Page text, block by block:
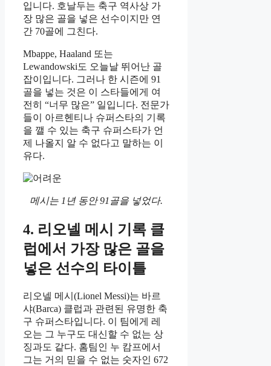
입니다. 호날두는 축구 역사상 가
장 많은 골을 넣은 선수이지만 연
간 70골에 그친다.
Mbappe, Haaland 또는
Lewandowski도 오늘날 뛰어난 골
잡이입니다. 그러나 한 시즌에 91
골을 넣는 것은 이 스타들에게 여
전히 “너무 많은” 일입니다. 전문가
들이 아르헨티나 슈퍼스타의 기록
을 깰 수 있는 축구 슈퍼스타가 언
제 나올지 알 수 없다고 말하는 이
유다.
메시는 1년 동안 91골을 넣었다.
4. 리오넬 메시 기록 클
럽에서 가장 많은 골을
넣은 선수의 타이틀
리오넬 메시(Lionel Messi)는 바르
샤(Barca) 클럽과 관련된 유명한 축
구 슈퍼스타입니다. 이 팀에게 레
오는 그 누구도 대신할 수 없는 상
징과도 같다. 홈팀인 누 캄프에서
그는 거의 믿을 수 없는 숫자인 672